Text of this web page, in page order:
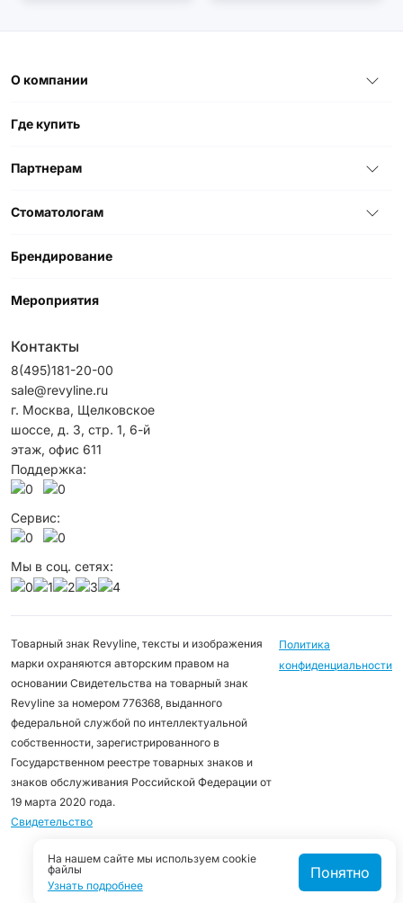
О компании
Где купить
Партнерам
Стоматологам
Брендирование
Мероприятия
Контакты
8(495)181-20-00
sale@revyline.ru
г. Москва, Щелковское
шоссе, д. 3, стр. 1, 6-й
этаж, офис 611
Поддержка:
Сервис:
Мы в соц. сетях:
Товарный знак Revyline, тексты и изображения
марки охраняются авторским правом на
основании Свидетельства на товарный знак
Revyline за номером 776368, выданного
федеральной службой по интеллектуальной
собственности, зарегистрированного в
Государственном реестре товарных знаков и
знаков обслуживания Российской Федерации от
19 марта 2020 года.
Свидетельство
Политика
конфиденциальности
На нашем сайте мы используем cookie
файлы
Узнать подробнее
Понятно